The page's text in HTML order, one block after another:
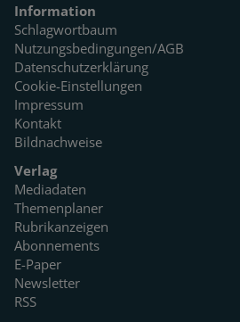
Information
Schlagwortbaum
Nutzungsbedingungen/AGB
Datenschutzerklärung
Cookie-Einstellungen
Impressum
Kontakt
Bildnachweise
Verlag
Mediadaten
Themenplaner
Rubrikanzeigen
Abonnements
E-Paper
Newsletter
RSS